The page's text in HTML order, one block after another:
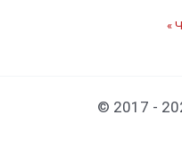
«
© 2017 -